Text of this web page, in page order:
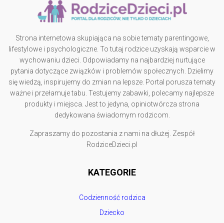
Strona internetowa skupiająca na sobie tematy parentingowe,
lifestylowe i psychologiczne. To tutaj rodzice uzyskają wsparcie w
wychowaniu dzieci. Odpowiadamy na najbardziej nurtujące
pytania dotyczące związków i problemów społecznych. Dzielimy
się wiedzą, inspirujemy do zmian na lepsze. Portal porusza tematy
ważne i przełamuje tabu. Testujemy zabawki, polecamy najlepsze
produkty i miejsca. Jest to jedyna, opiniotwórcza strona
dedykowana świadomym rodzicom.
Zapraszamy do pozostania z nami na dłużej. Zespół
RodziceDzieci.pl
KATEGORIE
Codzienność rodzica
Dziecko